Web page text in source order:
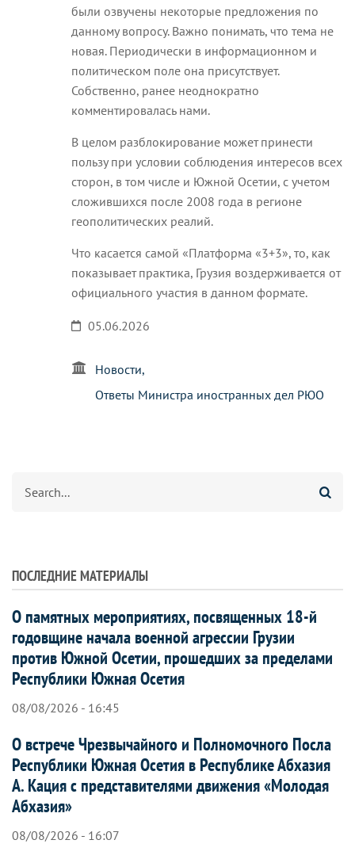
были озвучены некоторые предложения по
данному вопросу. Важно понимать, что тема не
новая. Периодически в информационном и
политическом поле она присутствует.
Собственно, ранее неоднократно
комментировалась нами.
В целом разблокирование может принести
пользу при условии соблюдения интересов всех
сторон, в том числе и Южной Осетии, с учетом
сложившихся после 2008 года в регионе
геополитических реалий.
Что касается самой «Платформа «3+3», то, как
показывает практика, Грузия воздерживается от
официального участия в данном формате.
05.06.2026
Новости
Ответы Министра иностранных дел РЮО
ПОСЛЕДНИЕ МАТЕРИАЛЫ
О памятных мероприятиях, посвященных 18-й
годовщине начала военной агрессии Грузии
против Южной Осетии, прошедших за пределами
Республики Южная Осетия
08/08/2026 - 16:45
О встрече Чрезвычайного и Полномочного Посла
Республики Южная Осетия в Республике Абхазия
А. Кация с представителями движения «Молодая
Абхазия»
08/08/2026 - 16:07